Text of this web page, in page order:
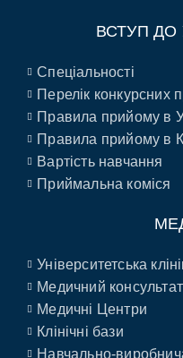
ВСТУП ДО
Спеціальності
Перелік конкурсних
Правила прийому в
Правила прийому в
Вартість навчання
Приймальна коміся
Університетська
Медичний
Медичні Центри
Клінічні бази
Навчально-